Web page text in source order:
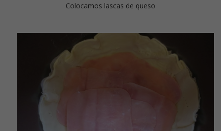
Colocamos lascas de queso